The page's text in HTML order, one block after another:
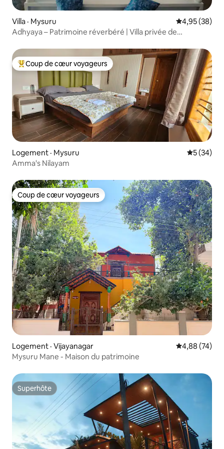
Villa · Mysuru Note
4,95 (38)
Adhyaya – Patrimoine réverbéré | Villa privée de
Coup de cœur voyageurs parmi les plus aimés
Coup de cœur voyageurs
Logement · Mysuru Note
5 (34)
Amma's Nilayam
Coup de cœur voyageurs
Coup de cœur voyageurs
Logement · Vijayanagar Note
4,88 (74)
Mysuru Mane - Maison du patrimoine
Superhôte
Superhôte